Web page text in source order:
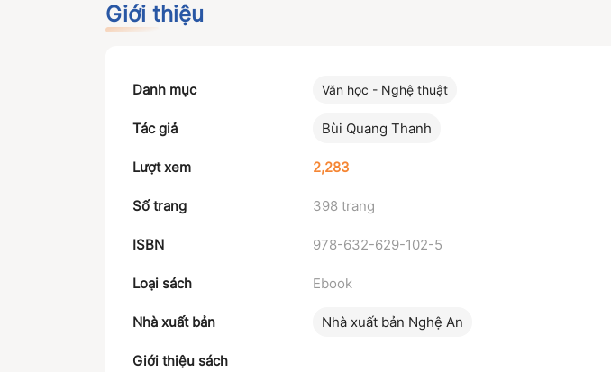
Giới thiệu
Danh mục Văn học - Nghệ thuật
Tác giả Bùi Quang Thanh
Lượt xem 2,283
Số trang 398 trang
ISBN 978-632-629-102-5
Loại sách Ebook
Nhà xuất bản Nhà xuất bản Nghệ An
Giới thiệu sách